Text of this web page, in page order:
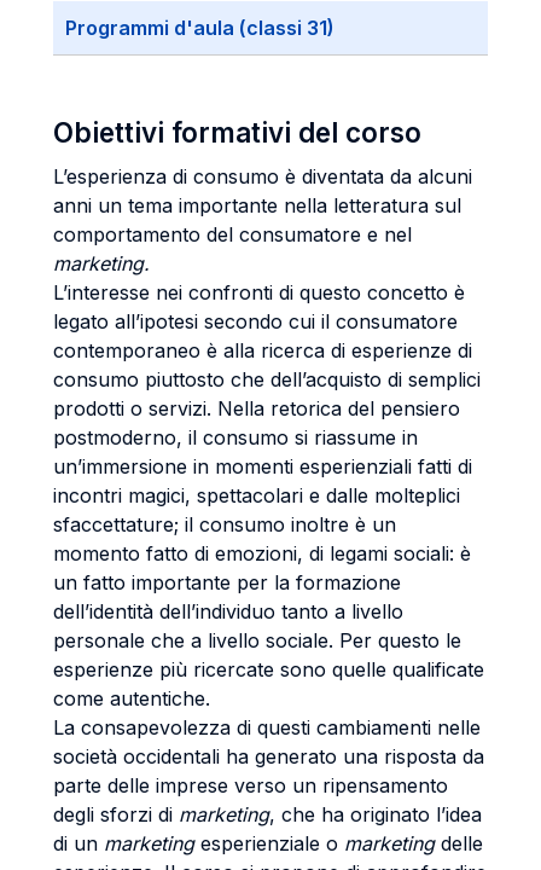
Programmi d'aula (classi 31)
Obiettivi formativi del corso
L’esperienza di consumo è diventata da alcuni
anni un tema importante nella letteratura sul
comportamento del consumatore e nel
marketing.
L’interesse nei confronti di questo concetto è
legato all’ipotesi secondo cui il consumatore
contemporaneo è alla ricerca di esperienze di
consumo piuttosto che dell’acquisto di semplici
prodotti o servizi. Nella retorica del pensiero
postmoderno, il consumo si riassume in
un’immersione in momenti esperienziali fatti di
incontri magici, spettacolari e dalle molteplici
sfaccettature; il consumo inoltre è un
momento fatto di emozioni, di legami sociali: è
un fatto importante per la formazione
dell’identità dell’individuo tanto a livello
personale che a livello sociale. Per questo le
esperienze più ricercate sono quelle qualificate
come autentiche.
La consapevolezza di questi cambiamenti nelle
società occidentali ha generato una risposta da
parte delle imprese verso un ripensamento
degli sforzi di marketing, che ha originato l’idea
di un marketing esperienziale o marketingdelle